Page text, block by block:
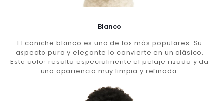
Blanco
El caniche blanco es uno de los más populares. Su
aspecto puro y elegante lo convierte en un clásico.
Este color resalta especialmente el pelaje rizado y da
una apariencia muy limpia y refinada.